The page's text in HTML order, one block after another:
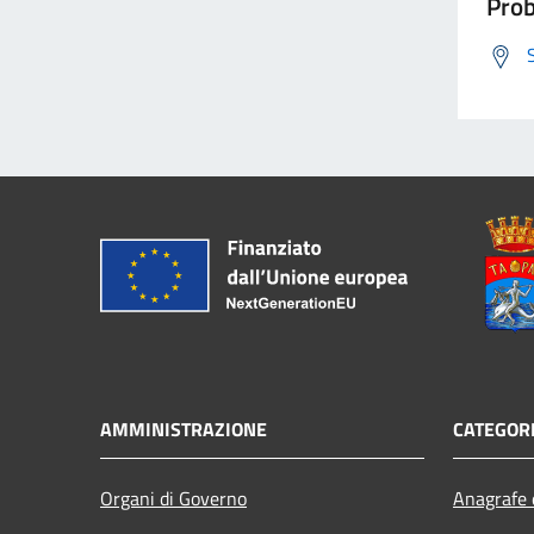
AMMINISTRAZIONE
Organi di Governo